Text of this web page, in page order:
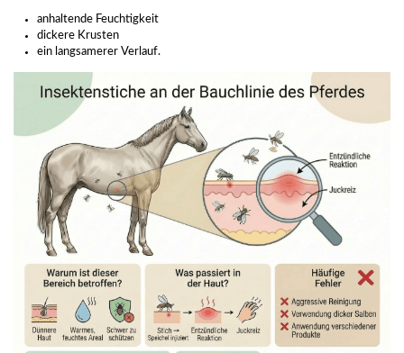
anhaltende Feuchtigkeit
dickere Krusten
ein langsamerer Verlauf.